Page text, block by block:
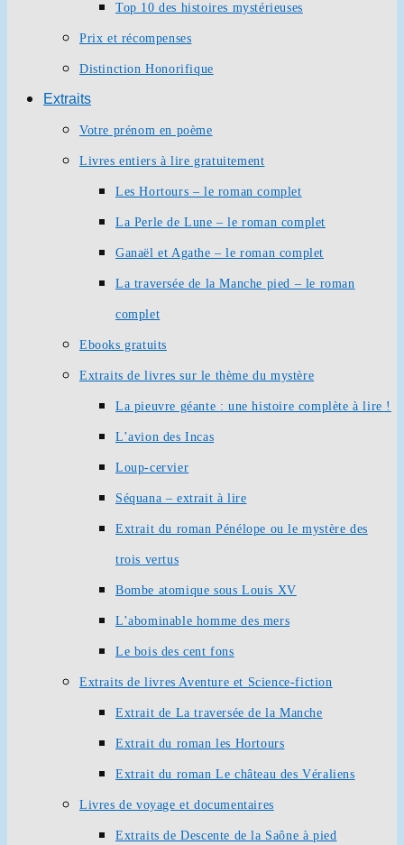
Top 10 des histoires mystérieuses
Prix et récompenses
Distinction Honorifique
Extraits
Votre prénom en poème
Livres entiers à lire gratuitement
Les Hortours – le roman complet
La Perle de Lune – le roman complet
Ganaël et Agathe – le roman complet
La traversée de la Manche pied – le roman
complet
Ebooks gratuits
Extraits de livres sur le thème du mystère
La pieuvre géante : une histoire complète à lire !
L’avion des Incas
Loup-cervier
Séquana – extrait à lire
Extrait du roman Pénélope ou le mystère des
trois vertus
Bombe atomique sous Louis XV
L’abominable homme des mers
Le bois des cent fons
Extraits de livres Aventure et Science-fiction
Extrait de La traversée de la Manche
Extrait du roman les Hortours
Extrait du roman Le château des Véraliens
Livres de voyage et documentaires
Extraits de Descente de la Saône à pied